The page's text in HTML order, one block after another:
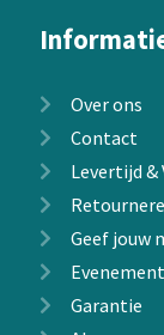
Over ons
Contact
Levertijd &
Geef jouw
Garantie